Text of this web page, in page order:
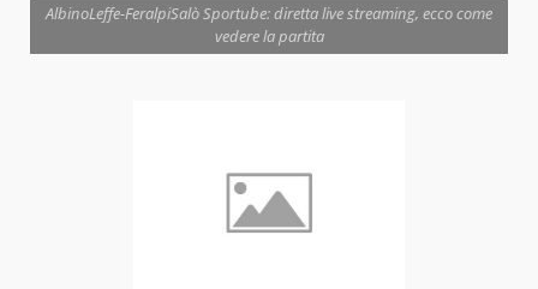
AlbinoLeffe-FeralpiSalò Sportube: diretta live streaming, ecco come
vedere la partita